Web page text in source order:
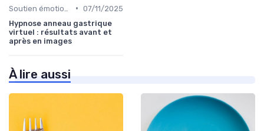
• 07/11/2025
Hypnose anneau gastrique
virtuel : résultats avant et
après en images
À lire aussi